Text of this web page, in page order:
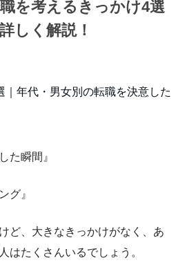
職を考えるきっかけ4選
しく解説！
た瞬間』
グ』
ど、大きなきっかけがなく、あ
はたくさんいるでしょう。